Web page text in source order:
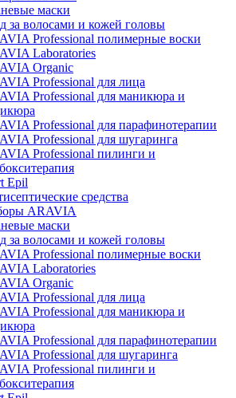
маски
за волосами и кожей головы
Professional полимерные воски
Laboratories
Organic
Professional для лица
Professional для маникюра и
Professional для парафинотерапии
Professional для шугаринга
Professional пилинги и
Epil
средства
ARAVIA
маски
за волосами и кожей головы
Professional полимерные воски
Laboratories
Organic
Professional для лица
Professional для маникюра и
Professional для парафинотерапии
Professional для шугаринга
Professional пилинги и